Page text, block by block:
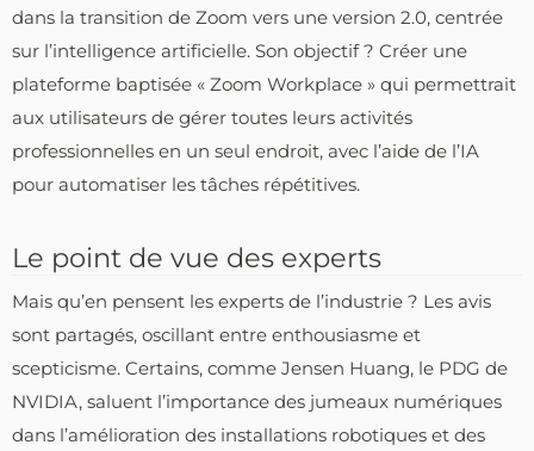
dans la transition de Zoom vers une version 2.0, centrée
sur l’intelligence artificielle. Son objectif ? Créer une
plateforme baptisée « Zoom Workplace » qui permettrait
aux utilisateurs de gérer toutes leurs activités
professionnelles en un seul endroit, avec l’aide de l’IA
pour automatiser les tâches répétitives.
Le point de vue des experts
Mais qu’en pensent les experts de l’industrie ? Les avis
sont partagés, oscillant entre enthousiasme et
scepticisme. Certains, comme Jensen Huang, le PDG de
NVIDIA, saluent l’importance des jumeaux numériques
dans l’amélioration des installations robotiques et des